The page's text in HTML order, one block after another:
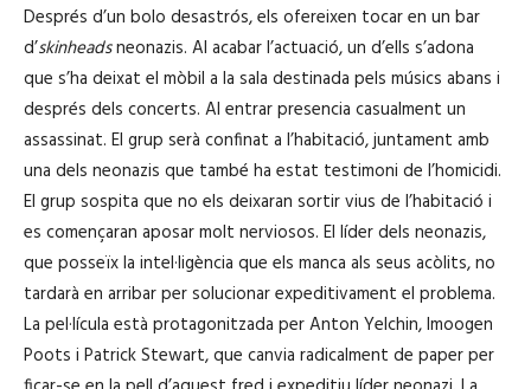
Després d’un bolo desastrós, els ofereixen tocar en un bar
d’skinheadsneonazis. Al acabar l’actuació, un d’ells s’adona
que s’ha deixat el mòbil a la sala destinada pels músics abans i
després dels concerts. Al entrar presencia casualment un
assassinat. El grup serà confinat a l’habitació, juntament amb
una dels neonazis que també ha estat testimoni de l’homicidi.
El grup sospita que no els deixaran sortir vius de l’habitació i
es començaran aposar molt nerviosos. El líder dels neonazis,
que posseïx la intel·ligència que els manca als seus acòlits, no
tardarà en arribar per solucionar expeditivament el problema.
La pel·lícula està protagonitzada per Anton Yelchin, Imoogen
Poots i Patrick Stewart, que canvia radicalment de paper per